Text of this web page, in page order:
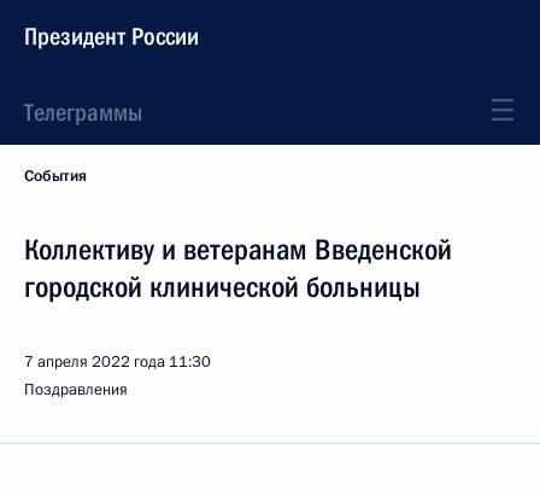
Президент России
Телеграммы
События
Коллективу и ветеранам Введенской
городской клинической больницы
7 апреля 2022 года 11:30
Поздравления